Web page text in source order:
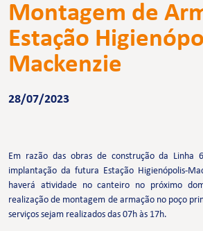
Montagem de
Estação
Mackenzie
28/07/2023
Em razão das obras de construção da Linha
implantação da futura Estação Higienópolis-
haverá atividade no canteiro no próximo
realização de montagem de armação no poço
serviços sejam realizados das 07h às 17h.